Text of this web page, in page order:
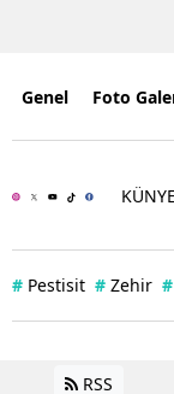
Genel Foto
KÜNYE
# Pestisit # Zehir #
RSS